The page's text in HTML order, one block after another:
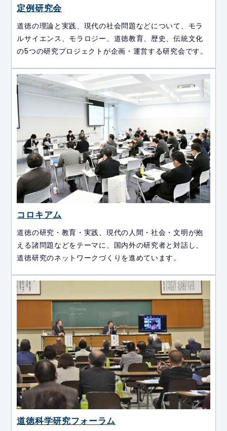
定例研究会
道徳の理論と実践、現代の社会問題などについて、モラ
ルサイエンス、モラロジー、道徳教育、歴史、伝統文化
の5つの研究プロジェクトが企画・運営する研究会です。
コロキアム
道徳の研究・教育・実践、現代の人間・社会・文明が抱
える諸問題などをテーマに、国内外の研究者と対話し、
道徳研究のネットワークづくりを進めています。
道徳科学研究フォーラム